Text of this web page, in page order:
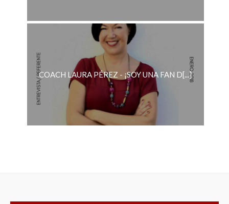
COACH LAURA PÉREZ - ¡SOY UNA FAN D[...]